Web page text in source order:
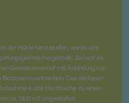
der Mühle herzustellen, wurde eine
hergestellt. Ziel war es,
Gewässerverlauf mit Anbindung von
zu entwickeln. Des Weiteren
4 alte Fischteiche zu einem
ca. 1800 m2 umgestaltet.